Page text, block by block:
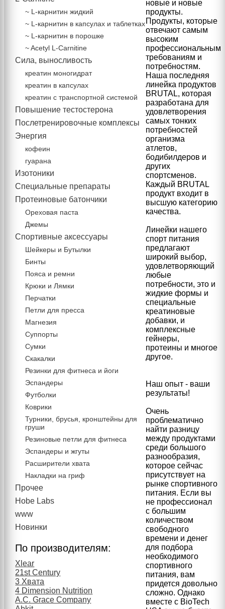
новые и новые
продукты.
Продукты, которые
отвечают самым
высоким
профессиональным
требованиям и
потребностям.
Наша последняя
линейка продуктов
BRUTAL, которая
разработана для
удовлетворения
самых тонких
потребностей
организма
атлетов,
бодибилдеров и
других
спортсменов.
Каждый BRUTAL
продукт входит в
высшую категорию
качества.
Линейки нашего
спорт питания
предлагают
широкий выбор,
удовлетворяющий
любые
потребности, это и
жидкие формы и
специальные
креатиновые
добавки, и
комплексные
гейнеры,
протеины и многое
другое.
Наш опыт - ваши
результаты!
Очень
проблематично
найти разницу
между продуктами
среди большого
разнообразия,
которое сейчас
присутствует на
рынке спортивного
питания. Если вы
не профессионал
с большим
количеством
свободного
времени и денег
для подбора
необходимого
спортивного
питания, вам
придется довольно
сложно. Однако
вместе с BioTech
~ L-карнитин жидкий
~ L-карнитин в капсулах и таблетках
~ L-карнитин в порошке
~ Acetyl L-Carnitine
Сила, выносливость
креатин моногидрат
креатин в капсулах
креатин с транспортной системой
Повышение тестостерона
Послетренировочные комплексы
Энергия
кофеин
гуарана
Изотоники
Специальные препараты
Протеиновые батончики
Ореховая паста
Джемы
Спортивные аксессуары
Шейкеры и Бутылки
Бинты
Пояса и ремни
Крюки и Лямки
Перчатки
Петли для пресса
Магнезия
Суппорты
Сумки
Скакалки
Резинки для фитнеса и йоги
Эспандеры
Футболки
Коврики
Турники, брусья, кронштейны для
груши
Резиновые петли для фитнеса
Эспандеры и жгуты
Расширители хвата
Накладки на гриф
Прочее
Hobe Labs
www
Новинки
По производителям:
Xlear
21st Century
3 Хвата
4 Dimension Nutrition
A.C. Grace Company